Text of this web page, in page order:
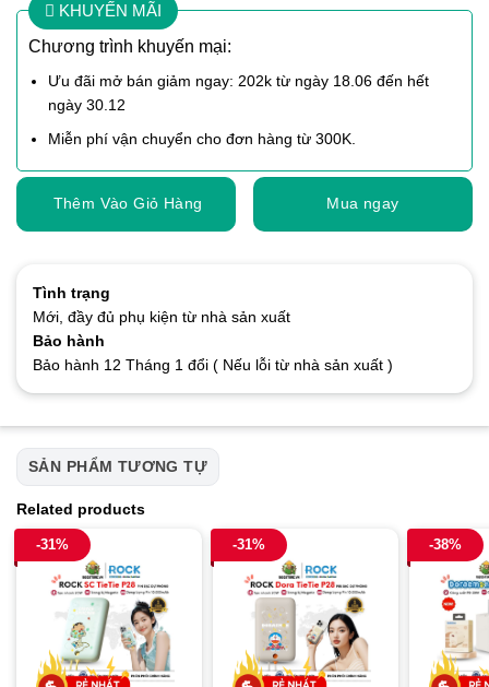
KHUYẾN MÃI
Chương trình khuyến mại:
Ưu đãi mở bán giảm ngay: 202k từ ngày 18.06 đến hết
ngày 30.12
Miễn phí vận chuyển cho đơn hàng từ 300K.
Thêm Vào Giỏ Hàng Mua ngay
Tình trạng
Mới, đầy đủ phụ kiện từ nhà sản xuất
Bảo hành
Bảo hành 12 Tháng 1 đổi ( Nếu lỗi từ nhà sản xuất )
SẢN PHẨM TƯƠNG TỰ
Related products
-31% -31% -38%